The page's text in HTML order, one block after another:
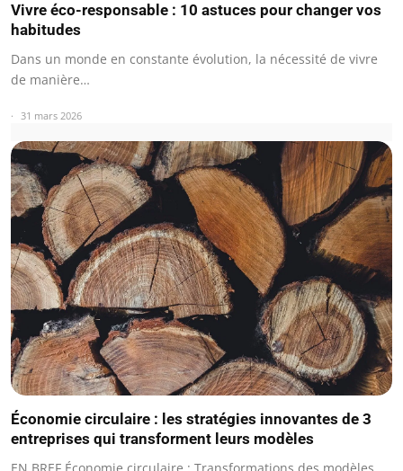
Vivre éco-responsable : 10 astuces pour changer vos
habitudes
Dans un monde en constante évolution, la nécessité de vivre
de manière…
31 mars 2026
Économie circulaire : les stratégies innovantes de 3
entreprises qui transforment leurs modèles
EN BREF Économie circulaire : Transformations des modèles